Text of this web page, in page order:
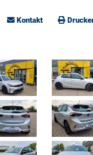
Kontakt